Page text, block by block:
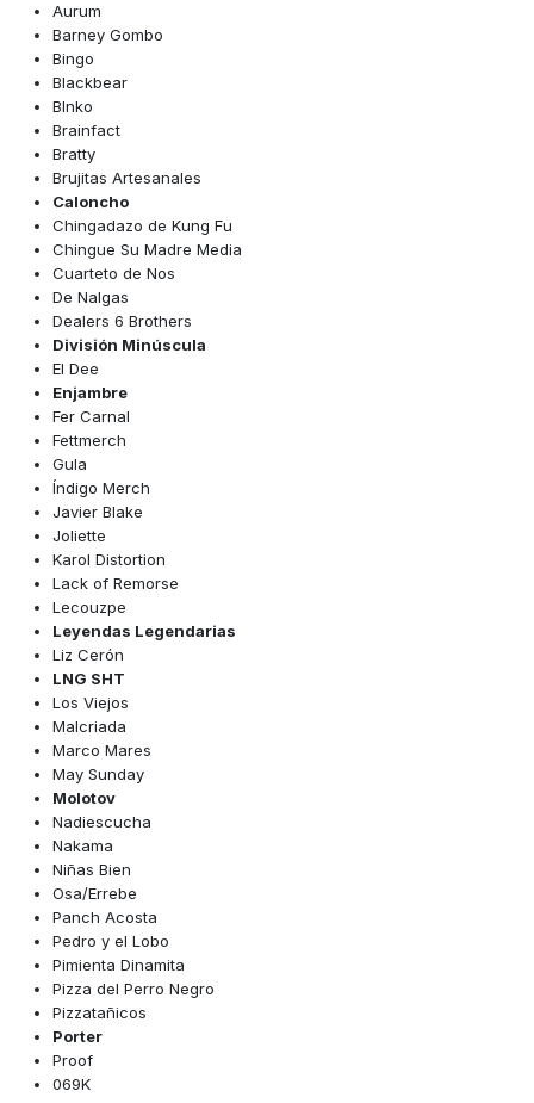
Aurum
Barney Gombo
Bingo
Blackbear
Blnko
Brainfact
Bratty
Brujitas Artesanales
Caloncho
Chingadazo de Kung Fu
Chingue Su Madre Media
Cuarteto de Nos
De Nalgas
Dealers 6 Brothers
División Minúscula
El Dee
Enjambre
Fer Carnal
Fettmerch
Gula
Índigo Merch
Javier Blake
Joliette
Karol Distortion
Lack of Remorse
Lecouzpe
Leyendas Legendarias
Liz Cerón
LNG SHT
Los Viejos
Malcriada
Marco Mares
May Sunday
Molotov
Nadiescucha
Nakama
Niñas Bien
Osa/Errebe
Panch Acosta
Pedro y el Lobo
Pimienta Dinamita
Pizza del Perro Negro
Pizzatañicos
Porter
Proof
069K